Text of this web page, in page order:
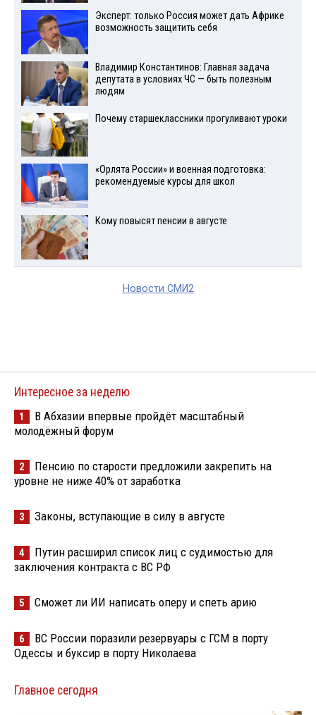
Эксперт: только Россия может дать Африке
возможность защитить себя
Владимир Константинов: Главная задача
депутата в условиях ЧС — быть полезным
людям
Почему старшеклассники прогуливают уроки
«Орлята России» и военная подготовка:
рекомендуемые курсы для школ
Кому повысят пенсии в августе
Новости СМИ2
Интересное за неделю
1
В Абхазии впервые пройдёт масштабный
молодёжный форум
2
Пенсию по старости предложили закрепить на
уровне не ниже 40% от заработка
3 Законы, вступающие в силу в августе
4
Путин расширил список лиц с судимостью для
заключения контракта с ВС РФ
5 Сможет ли ИИ написать оперу и спеть арию
6
ВС России поразили резервуары с ГСМ в порту
Одессы и буксир в порту Николаева
Главное сегодня